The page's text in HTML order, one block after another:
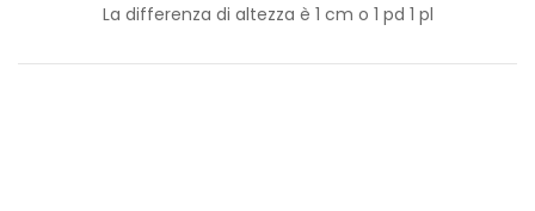
La differenza di altezza è 1 cm o 1 pd 1 pl